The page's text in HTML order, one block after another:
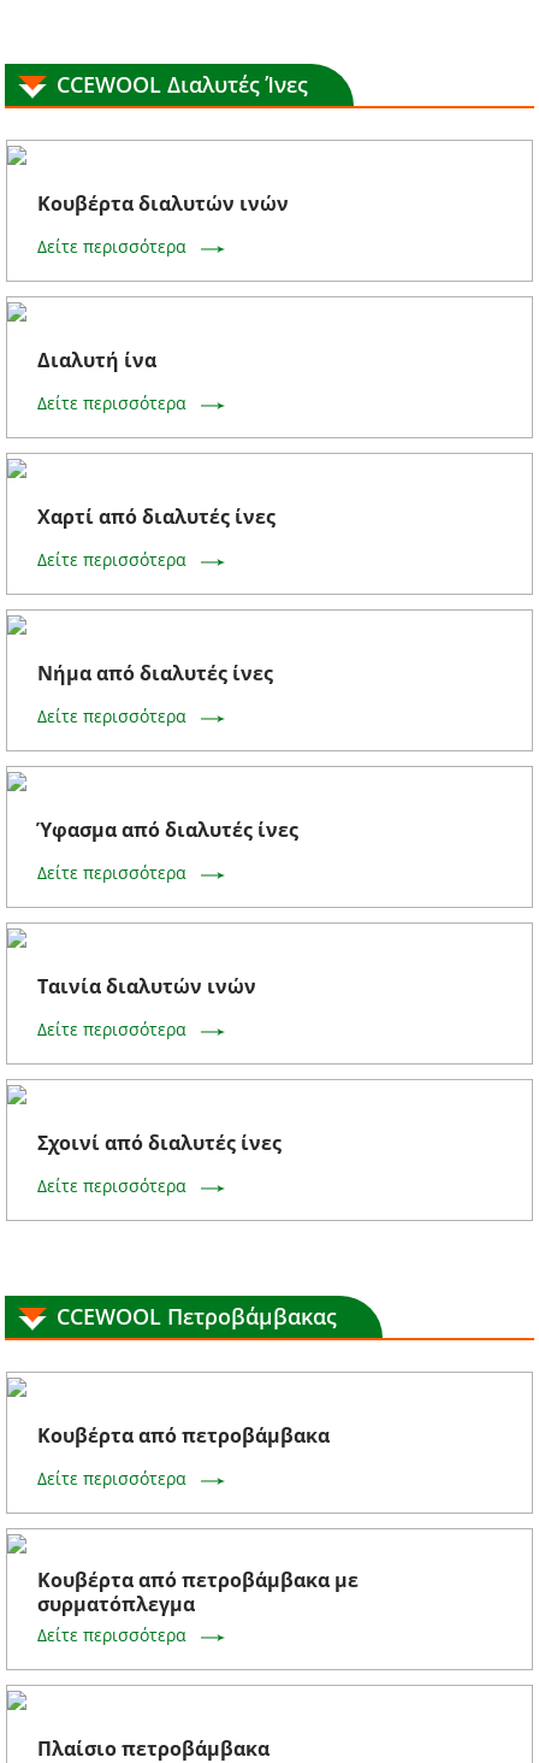
CCEWOOL Διαλυτές Ίνες
Κουβέρτα διαλυτών ινών
Δείτε περισσότερα
Διαλυτή ίνα
Δείτε περισσότερα
Χαρτί από διαλυτές ίνες
Δείτε περισσότερα
Νήμα από διαλυτές ίνες
Δείτε περισσότερα
Ύφασμα από διαλυτές ίνες
Δείτε περισσότερα
Ταινία διαλυτών ινών
Δείτε περισσότερα
Σχοινί από διαλυτές ίνες
Δείτε περισσότερα
CCEWOOL Πετροβάμβακας
Κουβέρτα από πετροβάμβακα
Δείτε περισσότερα
Κουβέρτα από πετροβάμβακα με
συρματόπλεγμα
Δείτε περισσότερα
Πλαίσιο πετροβάμβακα